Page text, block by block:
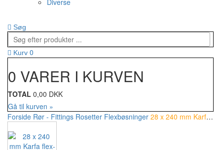
Diverse
Søg
Kurv 0
0 VARER I KURVEN
TOTAL 0,00 DKK
Gå til kurven »
Forside Rør - Fittings Rosetter Flexbøsninger 28 x 240 mm Karfa flex-bøsning